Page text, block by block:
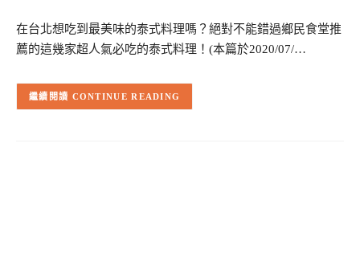
在台北想吃到最美味的泰式料理嗎？絕對不能錯過鄉民食堂推
薦的這幾家超人氣必吃的泰式料理！(本篇於2020/07/…
CONTINUE READING